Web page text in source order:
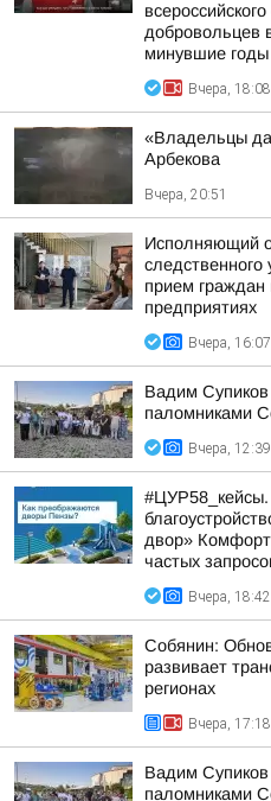
добровольцев
минувшие
Вчера, 18:08
«Владельцы
Арбекова
Вчера, 20:51
Исполняющий
прием граждан
предприятиях
Вчера, 16:07
Вадим
паломниками
Вчера, 12:39
двор»
частых
Вчера, 18:42
Собянин:
развивает
регионах
Вчера, 17:18
Вадим
паломниками